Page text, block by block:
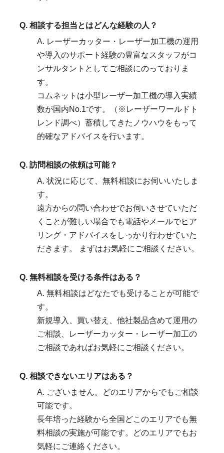
Q. 相談する担当とはどんな経験の人？
A. レーザーカッター・レーザー加工機の運用
や導入のサポート経験の豊富なスタッフがコ
ンサルタントとしてご相談にのっておりま
す。
コムネットは小型レーザー加工機の導入実績
数が国内No.1です。（※レーザーワールドト
レンド調べ）蓄積してきたノウハウをもって
的確なアドバイスを行います。
Q. 訪問相談の依頼は可能？
A. 状況に応じて、無料相談にお伺いいたしま
す。
遠方からの問い合わせでお伺いさせていただ
くことが難しい場合でも電話やメールでヒア
リング・アドバイスをしっかり行わせていた
だきます。 まずはお気軽にご相談ください。
Q. 無料相談を受ける条件はある？
A. 無料相談はどなたでも受けることが可能で
す。
新規導入、買い替え、他社製品含めて運用の
ご相談、レーザーカッター・レーザー加工の
ご相談であればお気軽にご相談ください。
Q. 相談できないエリアはある？
A. ございません。どのエリアからでもご相談
可能です。
長年培った経験から全国どこのエリアでも無
料相談の実施が可能です。どのエリアでもお
気軽にご連絡ください。